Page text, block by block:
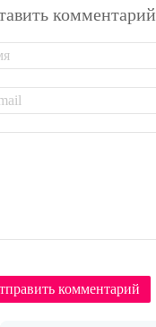
комментарий
комментарий